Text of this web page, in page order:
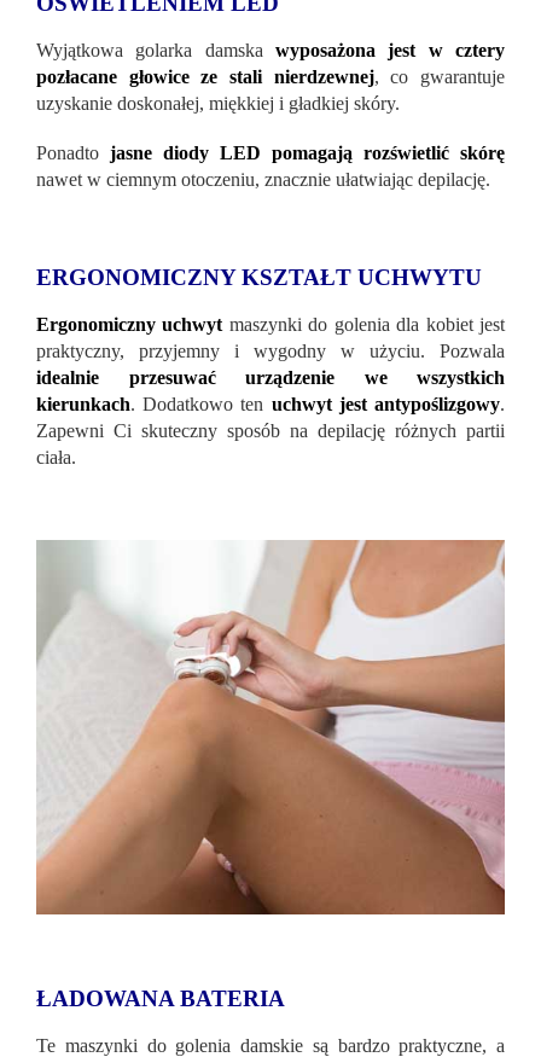
Wyjątkowa golarka damska
wyposażona jest w cztery
pozłacane głowice ze stali nierdzewnej, co gwarantuje
uzyskanie doskonałej, miękkiej i gładkiej skóry.
Ponadto jasne diody LED pomagają rozświetlić skórę
nawet w ciemnym otoczeniu, znacznie ułatwiając depilację.
ERGONOMICZNY KSZTAŁT UCHWYTU
Ergonomiczny uchwyt maszynki do golenia dla kobiet jest
praktyczny, przyjemny i wygodny w użyciu. Pozwala
idealnie przesuwać urządzenie we wszystkich
kierunkach. Dodatkowo ten uchwyt jest antypoślizgowy.
Zapewni Ci skuteczny sposób na depilację różnych partii
ciała.
ŁADOWANA BATERIA
Te maszynki do golenia damskie są bardzo praktyczne, a